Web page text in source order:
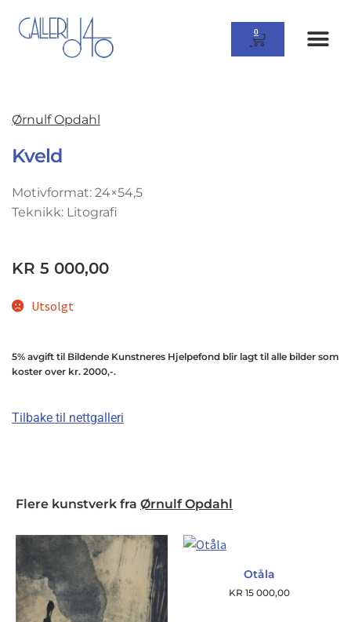
0
Ørnulf Opdahl
Kveld
Motivformat: 24×54,5
Teknikk: Litografi
KR 5 000,00
Utsolgt
5% avgift til Bildende Kunstneres Hjelpefond blir lagt til alle bilder som
koster over kr. 2000,-.
Tilbake til nettgalleri
Flere kunstverk fra Ørnulf Opdahl
Otåla
KR 15 000,00